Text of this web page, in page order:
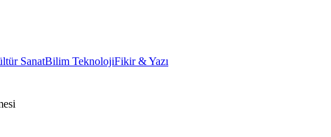
SanatBilim TeknolojiFikir & Yazı